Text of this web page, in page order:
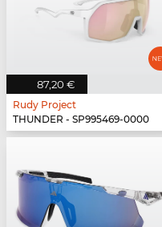
87,20 €
Rudy Project
THUNDER - SP995469-0000